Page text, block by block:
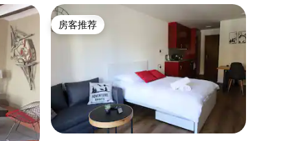
房客推荐
房客推荐